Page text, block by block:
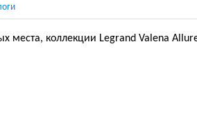
места, коллекции Legrand Valena